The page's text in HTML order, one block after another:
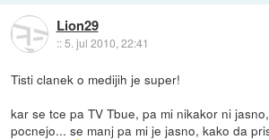
Lion29
::5. jul 2010, 22:41
Tisti clanek o medijih je super!
kar se tce pa TV Tbue, pa mi nikakor ni
pocnejo... se manj pa mi je jasno, kako da